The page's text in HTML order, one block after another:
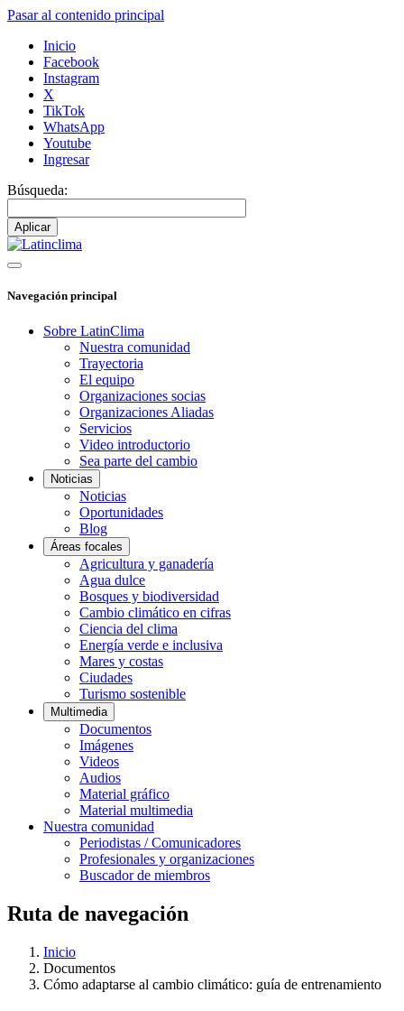
Pasar al contenido principal
Inicio
Facebook
Instagram
X
TikTok
WhatsApp
Youtube
Ingresar
Búsqueda:
Navegación principal
Sobre LatinClima
Nuestra comunidad
Trayectoria
El equipo
Organizaciones socias
Organizaciones Aliadas
Servicios
Video introductorio
Sea parte del cambio
Noticias
Noticias
Oportunidades
Blog
Áreas focales
Agricultura y ganadería
Agua dulce
Bosques y biodiversidad
Cambio climático en cifras
Ciencia del clima
Energía verde e inclusiva
Mares y costas
Ciudades
Turismo sostenible
Multimedia
Documentos
Imágenes
Videos
Audios
Material gráfico
Material multimedia
Nuestra comunidad
Periodistas / Comunicadores
Profesionales y organizaciones
Buscador de miembros
Ruta de navegación
Inicio
Documentos
Cómo adaptarse al cambio climático: guía de entrenamiento